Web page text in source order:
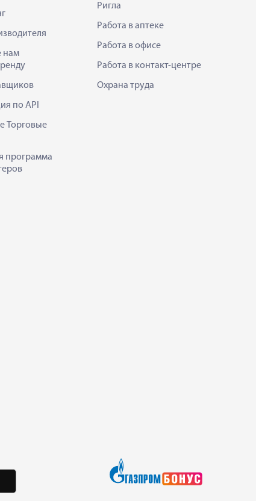
нам
по API
Торговые
программа
Ригла
Работа в аптеке
Работа в офисе
Работа в контакт-центре
Охрана труда